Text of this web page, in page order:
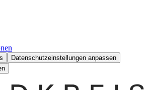
Datenschutzeinstellungen anpassen